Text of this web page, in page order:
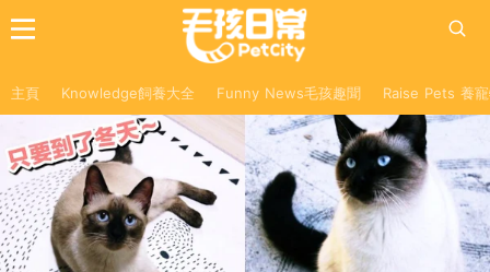
主頁 Knowledge飼養大全 Funny News毛孩趣聞 Raise Pets 養